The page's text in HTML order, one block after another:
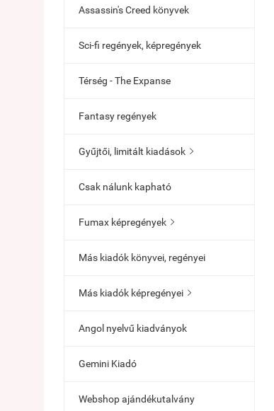
Assassin's Creed könyvek
Sci-fi regények, képregények
Térség - The Expanse
Fantasy regények
Gyűjtői, limitált kiadások 
Csak nálunk kapható
Fumax képregények 
Más kiadók könyvei, regényei
Más kiadók képregényei 
Angol nyelvű kiadványok
Gemini Kiadó
Webshop ajándékutalvány